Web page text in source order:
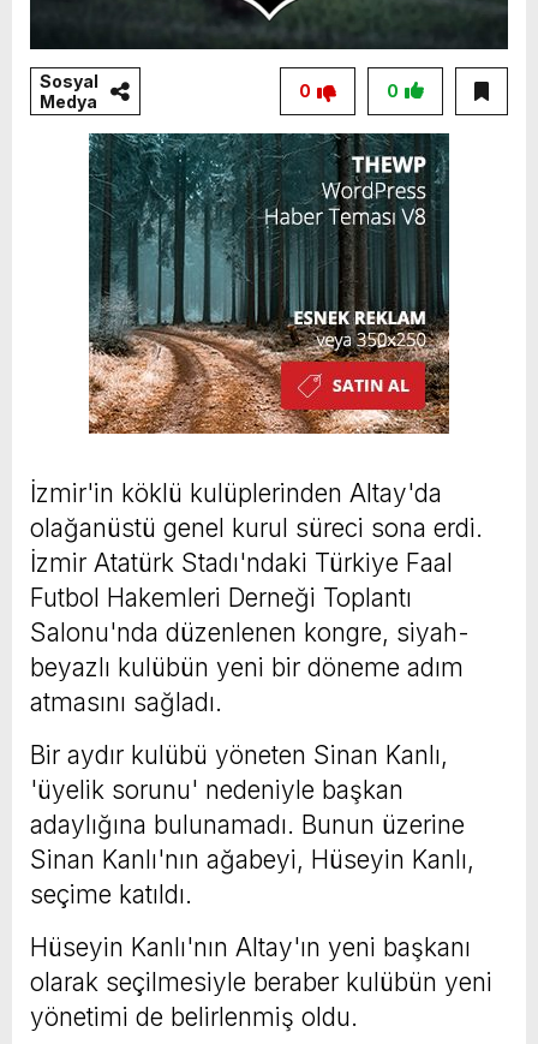
Sosyal
Medya
0
0
İzmir'in köklü kulüplerinden Altay'da
olağanüstü genel kurul süreci sona erdi.
İzmir Atatürk Stadı'ndaki Türkiye Faal
Futbol Hakemleri Derneği Toplantı
Salonu'nda düzenlenen kongre, siyah-
beyazlı kulübün yeni bir döneme adım
atmasını sağladı.
Bir aydır kulübü yöneten Sinan Kanlı,
'üyelik sorunu' nedeniyle başkan
adaylığına bulunamadı. Bunun üzerine
Sinan Kanlı'nın ağabeyi, Hüseyin Kanlı,
seçime katıldı.
Hüseyin Kanlı'nın Altay'ın yeni başkanı
olarak seçilmesiyle beraber kulübün yeni
yönetimi de belirlenmiş oldu.